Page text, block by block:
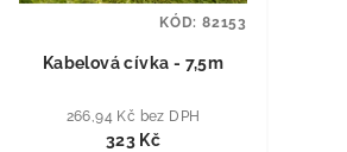
Kabelová cívka - 7,5m
266,94 Kč bez DPH
323 Kč
KÓD: 82153